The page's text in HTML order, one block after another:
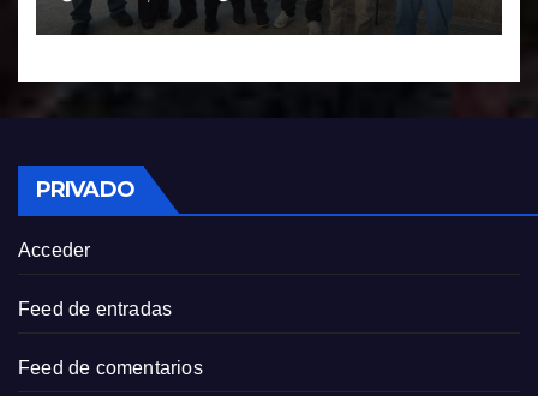
RODRIGUEZ
PRIVADO
Acceder
Feed de entradas
Feed de comentarios